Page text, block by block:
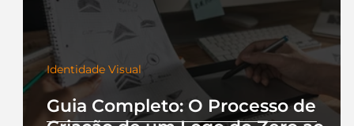
Guia Completo: O Processo de
Identidade Visual